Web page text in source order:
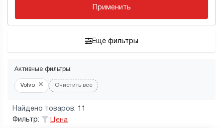
Применить
Ещё фильтры
Активные фильтры:
Volvo × Очистить все
Найдено товаров: 11
Фильтр:
Цена